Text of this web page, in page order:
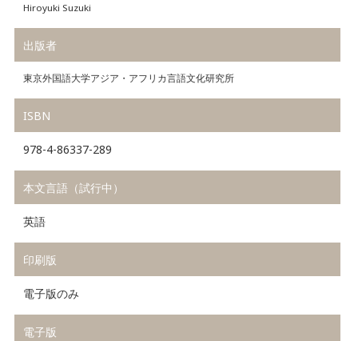
Hiroyuki Suzuki
出版者
東京外国語大学アジア・アフリカ言語文化研究所
ISBN
978-4-86337-289
本文言語（試行中）
英語
印刷版
電子版のみ
電子版